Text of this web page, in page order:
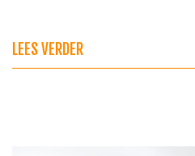
LEES VERDER